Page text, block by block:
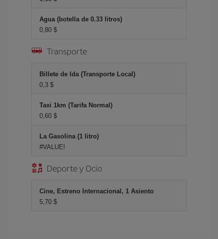
Agua (botella de 0.33 litros)
0,80 $
Transporte
Billete de Ida (Transporte Local)
0,3 $
Taxi 1km (Tarifa Normal)
0,60 $
La Gasolina (1 litro)
#VALUE!
Deporte y Ocio
Cine, Estreno Internacional, 1 Asiento
5,70 $